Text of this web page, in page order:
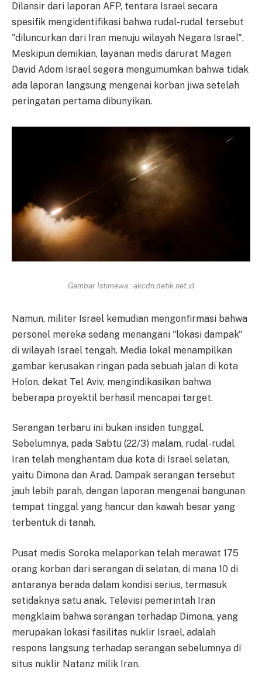
Dilansir dari laporan AFP, tentara Israel secara
spesifik mengidentifikasi bahwa rudal-rudal tersebut
"diluncurkan dari Iran menuju wilayah Negara Israel".
Meskipun demikian, layanan medis darurat Magen
David Adom Israel segera mengumumkan bahwa tidak
ada laporan langsung mengenai korban jiwa setelah
peringatan pertama dibunyikan.
Gambar Istimewa : akcdn.detik.net.id
Namun, militer Israel kemudian mengonfirmasi bahwa
personel mereka sedang menangani "lokasi dampak"
di wilayah Israel tengah. Media lokal menampilkan
gambar kerusakan ringan pada sebuah jalan di kota
Holon, dekat Tel Aviv, mengindikasikan bahwa
beberapa proyektil berhasil mencapai target.
Serangan terbaru ini bukan insiden tunggal.
Sebelumnya, pada Sabtu (22/3) malam, rudal-rudal
Iran telah menghantam dua kota di Israel selatan,
yaitu Dimona dan Arad. Dampak serangan tersebut
jauh lebih parah, dengan laporan mengenai bangunan
tempat tinggal yang hancur dan kawah besar yang
terbentuk di tanah.
Pusat medis Soroka melaporkan telah merawat 175
orang korban dari serangan di selatan, di mana 10 di
antaranya berada dalam kondisi serius, termasuk
setidaknya satu anak. Televisi pemerintah Iran
mengklaim bahwa serangan terhadap Dimona, yang
merupakan lokasi fasilitas nuklir Israel, adalah
respons langsung terhadap serangan sebelumnya di
situs nuklir Natanz milik Iran.